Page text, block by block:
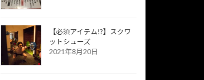
【必須アイテム!?】スクワ
ットシューズ
2021年8月20日